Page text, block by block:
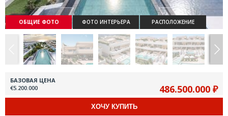
ОБЩИЕ ФОТО ФОТО ИНТЕРЬЕРА РАСПОЛОЖЕНИЕ
БАЗОВАЯ ЦЕНА
€5.200.000
486.500.000 ₽
ХОЧУ КУПИТЬ